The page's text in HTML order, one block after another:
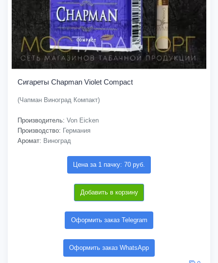
Сигареты Chapman Violet Compact
(Чапман Виноград Компакт)
Производитель: Von Eicken
Производство: Германия
Аромат: Виноград
Цена за 1 пачку: 70 руб.
Добавить в корзину
Оформить заказ Telegram
Оформить заказ WhatsApp